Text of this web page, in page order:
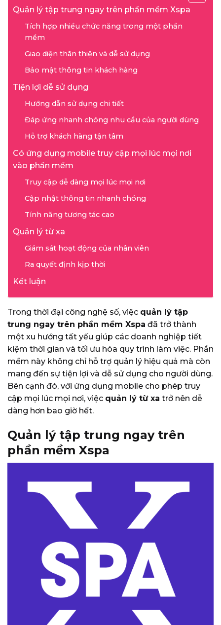
Quản lý tập trung ngay trên phần mềm Xspa
Tích hợp nhiều chức năng trong một phần
mềm
Giao diện thân thiện và dễ sử dụng
Bảo mật thông tin khách hàng
Tiện lợi dễ sử dụng
Hướng dẫn sử dụng chi tiết
Đáp ứng nhanh chóng nhu cầu của người dùng
Hỗ trợ khách hàng tận tâm
Có ứng dụng mobile truy cập mọi lúc mọi nơi
vào phần mềm
Truy cập dễ dàng mọi lúc mọi nơi
Cập nhật thông tin nhanh chóng
Tính năng tương tác cao
Quản lý từ xa
Giám sát hoạt động của nhân viên
Ra quyết định kịp thời
Kết luận
Trong thời đại công nghệ số, việc quản lý tập
trung ngay trên phần mềm Xspa đã trở thành
một xu hướng tất yếu giúp các doanh nghiệp tiết
kiệm thời gian và tối ưu hóa quy trình làm việc. Phần
mềm này không chỉ hỗ trợ quản lý hiệu quả mà còn
mang đến sự tiện lợi và dễ sử dụng cho người dùng.
Bên cạnh đó, với ứng dụng mobile cho phép truy
cập mọi lúc mọi nơi, việc quản lý từ xa trở nên dễ
dàng hơn bao giờ hết.
Quản lý tập trung ngay trên
phần mềm Xspa